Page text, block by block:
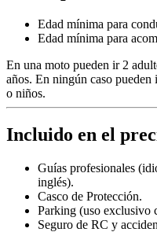
Edad mínima para
Edad mínima para
En una moto pueden ir 2
años. En ningún caso pueden
o niños.
Incluido en el
Guías profesionales
inglés).
Casco de Protección.
Parking (uso exclusivo
Seguro de RC y